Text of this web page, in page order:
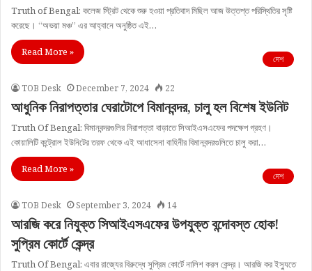
Truth of Bengal: কলেজ স্ট্রিট থেকে শুরু হওয়া প্রতিবাদ মিছিল আজ উত্তপ্ত পরিস্থিতির সৃষ্টি
করেছে। “অভয়া মঞ্চ” এর আহ্বানে অনুষ্ঠিত এই…
Read More »
দেশ
TOB Desk December 7, 2024 22
আধুনিক নিরাপত্তার ঘেরাটোপে বিমানবন্দর, চালু হল বিশেষ ইউনিট
Truth Of Bengal: বিমানবন্দরগুলির নিরাপত্তা বাড়াতে সিআইএসএফের পদক্ষেপ গ্রহণ।
কোয়ালিটি কন্ট্রোল ইউনিটের তরফ থেকে এই আধাসেনা বাহিনীর বিমানবন্দরগুলিতে চালু করা…
Read More »
দেশ
TOB Desk September 3, 2024 14
আরজি করে নিযুক্ত সিআইএসএফের উপযুক্ত বন্দোবস্ত হোক!
সুপ্রিম কোর্টে কেন্দ্র
Truth Of Bengal: এবার রাজ্যের বিরুদ্ধে সুপ্রিম কোর্টে নালিশ করল কেন্দ্র। আরজি কর ইস্যুতে